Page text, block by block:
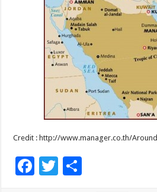
Credit : http://www.manager.co.th/Around
F
T